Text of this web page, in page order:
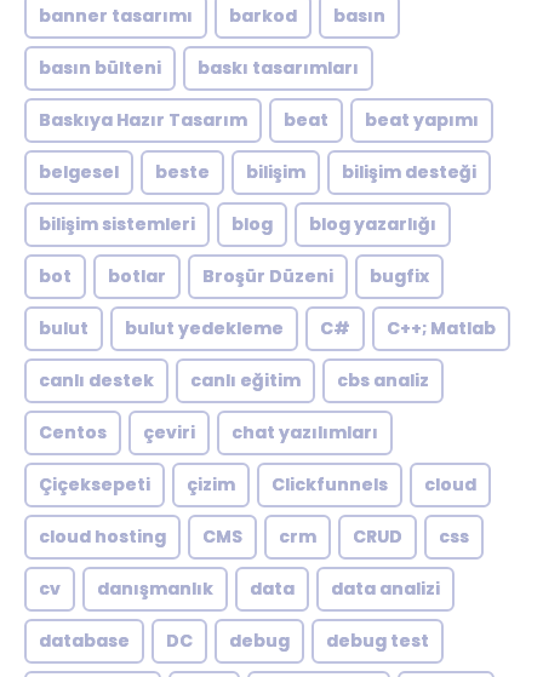
banner tasarımı barkod basın
basın bülteni baskı tasarımları
Baskıya Hazır Tasarım beat beat yapımı
belgesel beste bilişim bilişim desteği
bilişim sistemleri blog blog yazarlığı
bot botlar Broşür Düzeni bugfix
bulut bulut yedekleme C# C++; Matlab
canlı destek canlı eğitim cbs analiz
Centos çeviri chat yazılımları
Çiçeksepeti çizim Clickfunnels cloud
cloud hosting CMS crm CRUD css
cv danışmanlık data data analizi
database DC debug debug test